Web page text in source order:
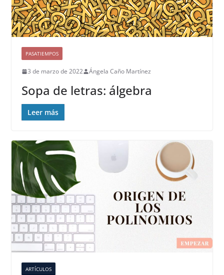
PASATIEMPOS
3 de marzo de 2022 Ángela Caño Martínez
Sopa de letras: álgebra
Leer más
ARTÍCULOS